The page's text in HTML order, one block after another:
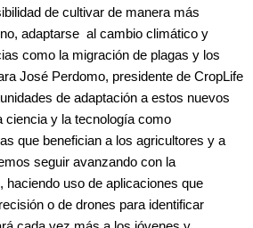
de cultivar de manera más
adaptarse al cambio climático y
como la migración de plagas y los
José Perdomo, presidente de CropLife
de adaptación a estos nuevos
ciencia y la tecnología como
que benefician a los agricultores y a
seguir avanzando con la
haciendo uso de aplicaciones que
o de drones para identificar